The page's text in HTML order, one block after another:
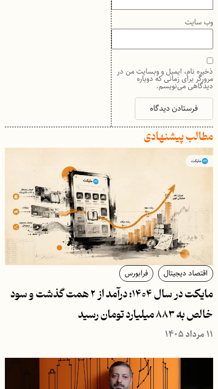
وب‌ سایت
ذخیره نام، ایمیل و وبسایت من در
مرورگر برای زمانی که دوباره
دیدگاهی می‌نویسم.
مطالب پیشنهادی
اقتصاد دیجیتال فرابورس
مایکت در سال ۱۴۰۴؛ درآمد از ۲ همت گذشت و سود
خالص به ۸۸۳ میلیارد تومان رسید
۱۱ مرداد ۱۴۰۵